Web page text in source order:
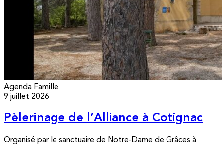
Agenda Famille
9 juillet 2026
Pèlerinage de l’Alliance à Cotignac
Organisé par le sanctuaire de Notre-Dame de Grâces à